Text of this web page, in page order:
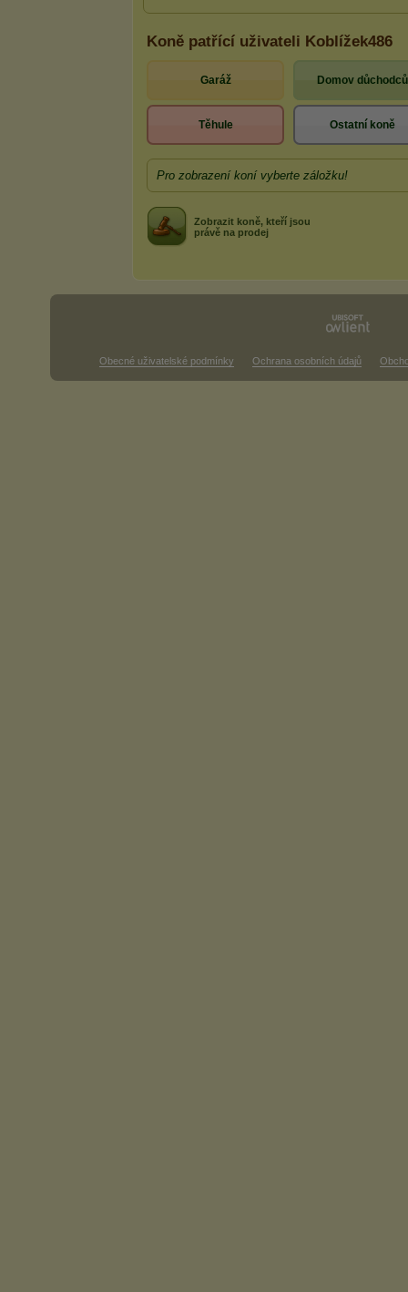
Koně patřící uživateli Koblížek486
Garáž Domov důchodců
Těhule Ostatní koně
Pro zobrazení koní vyberte záložku!
Zobrazit koně, kteří jsou
právě na prodej
Obecné uživatelské podmínky Ochrana osobních údajů